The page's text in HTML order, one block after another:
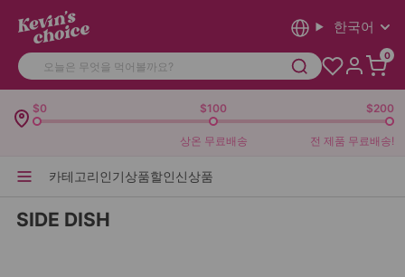
한국어
0
카테고리인기상품할인신상품
$0 $100 $200
상온 무료배송 전 제품 무료배송!
SIDE DISH